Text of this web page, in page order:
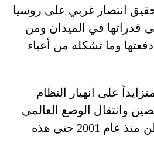
انتصار غربي على روسيا
قدراتها في الميدان ومن
وما تشكله من أعباء
على انهيار النظام
وانتقال الوضع العالمي
إلى بداية واقع جديد يوقف الحروب الوحشية الأميركية التي قادتها واشنطن منذ عام 2001 حتى هذه